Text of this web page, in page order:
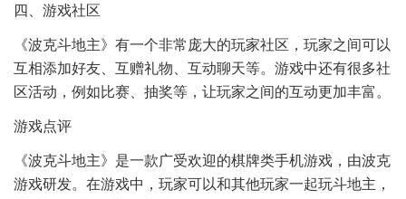
四、游戏社区
《波克斗地主》有一个非常庞大的玩家社区，玩家之间可以
互相添加好友、互赠礼物、互动聊天等。游戏中还有很多社
区活动，例如比赛、抽奖等，让玩家之间的互动更加丰富。
游戏点评
《波克斗地主》是一款广受欢迎的棋牌类手机游戏，由波克
游戏研发。在游戏中，玩家可以和其他玩家一起玩斗地主，